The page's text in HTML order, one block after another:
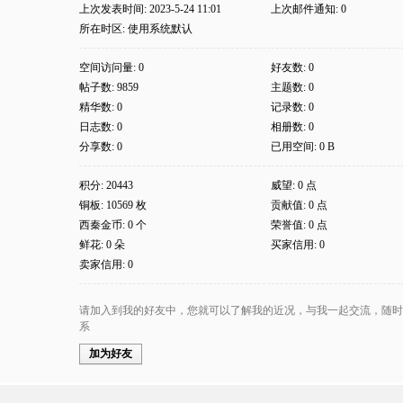
上次发表时间: 2023-5-24 11:01
上次邮件通知: 0
所在时区: 使用系统默认
空间访问量: 0
好友数: 0
帖子数: 9859
主题数: 0
精华数: 0
记录数: 0
日志数: 0
相册数: 0
分享数: 0
已用空间: 0 B
积分: 20443
威望: 0 点
铜板: 10569 枚
贡献值: 0 点
西秦金币: 0 个
荣誉值: 0 点
鲜花: 0 朵
买家信用: 0
卖家信用: 0
请加入到我的好友中，您就可以了解我的近况，与我一起交流，随
系
加为好友